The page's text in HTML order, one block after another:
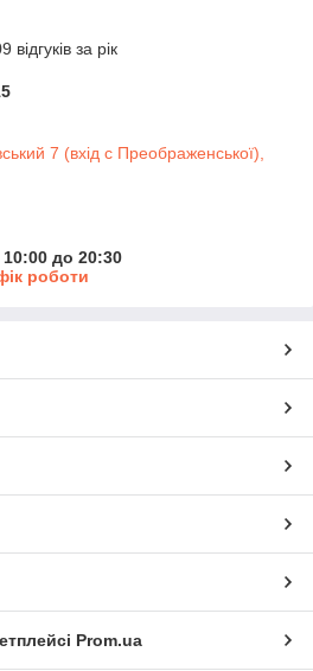
за рік
7 (вхід с Преображенської),
до 20:30
роботи
Prom.ua